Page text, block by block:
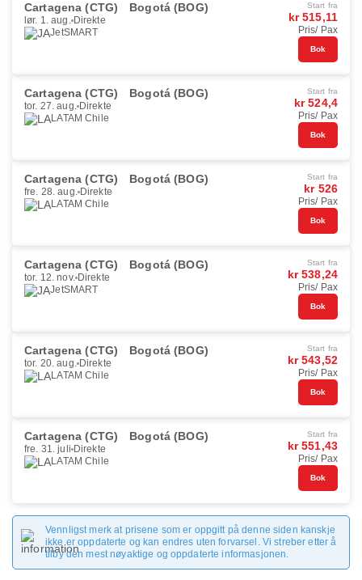
Cartagena (CTG) Bogotá (BOG)
lør. 1. aug. Direkte
JetSMART
Start fra
kr 515,11
Pris/ Pax
Bok
Cartagena (CTG) Bogotá (BOG)
tor. 27. aug. Direkte
LATAM Chile
Start fra
kr 524,4
Pris/ Pax
Bok
Cartagena (CTG) Bogotá (BOG)
fre. 28. aug. Direkte
LATAM Chile
Start fra
kr 526
Pris/ Pax
Bok
Cartagena (CTG) Bogotá (BOG)
tor. 12. nov. Direkte
JetSMART
Start fra
kr 538,24
Pris/ Pax
Bok
Cartagena (CTG) Bogotá (BOG)
tor. 20. aug. Direkte
LATAM Chile
Start fra
kr 543,52
Pris/ Pax
Bok
Cartagena (CTG) Bogotá (BOG)
fre. 31. juli Direkte
LATAM Chile
Start fra
kr 551,43
Pris/ Pax
Bok
Vennligst merk at prisene som er oppgitt på denne siden kanskje
ikke er oppdaterte og kan endres uten forvarsel. Vi streber etter å
tilby den mest nøyaktige og oppdaterte informasjonen.